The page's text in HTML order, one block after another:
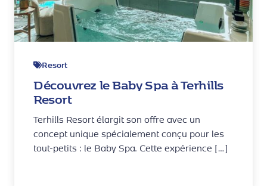
Resort
Découvrez le Baby Spa à Terhills
Resort
Terhills Resort élargit son offre avec un
concept unique spécialement conçu pour les
tout-petits : le Baby Spa. Cette expérience […]